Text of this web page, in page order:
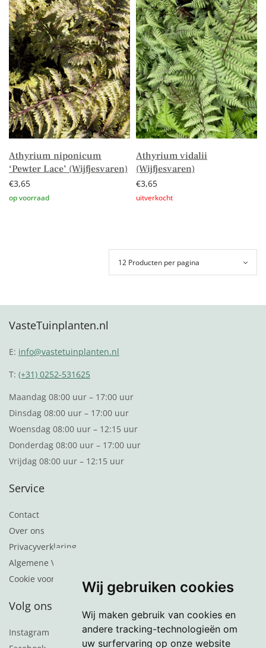
Wij gebruiken cookies
Wij maken gebruik van cookies en
andere tracking-technologieën om
uw surfervaring op onze website
Athyrium niponicum
‘Pewter Lace’ (Wijfjesvaren)
€3,65
Athyrium vidalii
(Wijfjesvaren)
€3,65
VasteTuinplanten.nl
E: info@vastetuinplanten.nl
T:(+31) 0252-531625
Maandag 08:00 uur – 17:00 uur
Dinsdag 08:00 uur – 17:00 uur
Woensdag 08:00 uur – 12:15 uur
Donderdag 08:00 uur – 17:00 uur
Vrijdag 08:00 uur – 12:15 uur
Service
Contact
Over ons
Privacyverklaring
Algemene Voorwaarden
Cookie voorkeuren
Volg ons
Instagram